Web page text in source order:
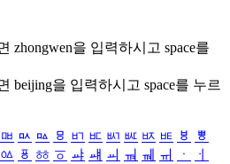
zhongwen을 입력하시고 space를
beijing을 입력하시고 space를 누르
ㅮ ㅯ ㅰ ㅱ ㅲ ㅳ ㅴ ㅵ ㅶ ㅷ ㅸ
ㅹ
ㆃ ㆄ ㆅ ㆆ ㆇ ㆈ ㆉ ㆊ ㆋ ㆌ ㆍ
ㆎ